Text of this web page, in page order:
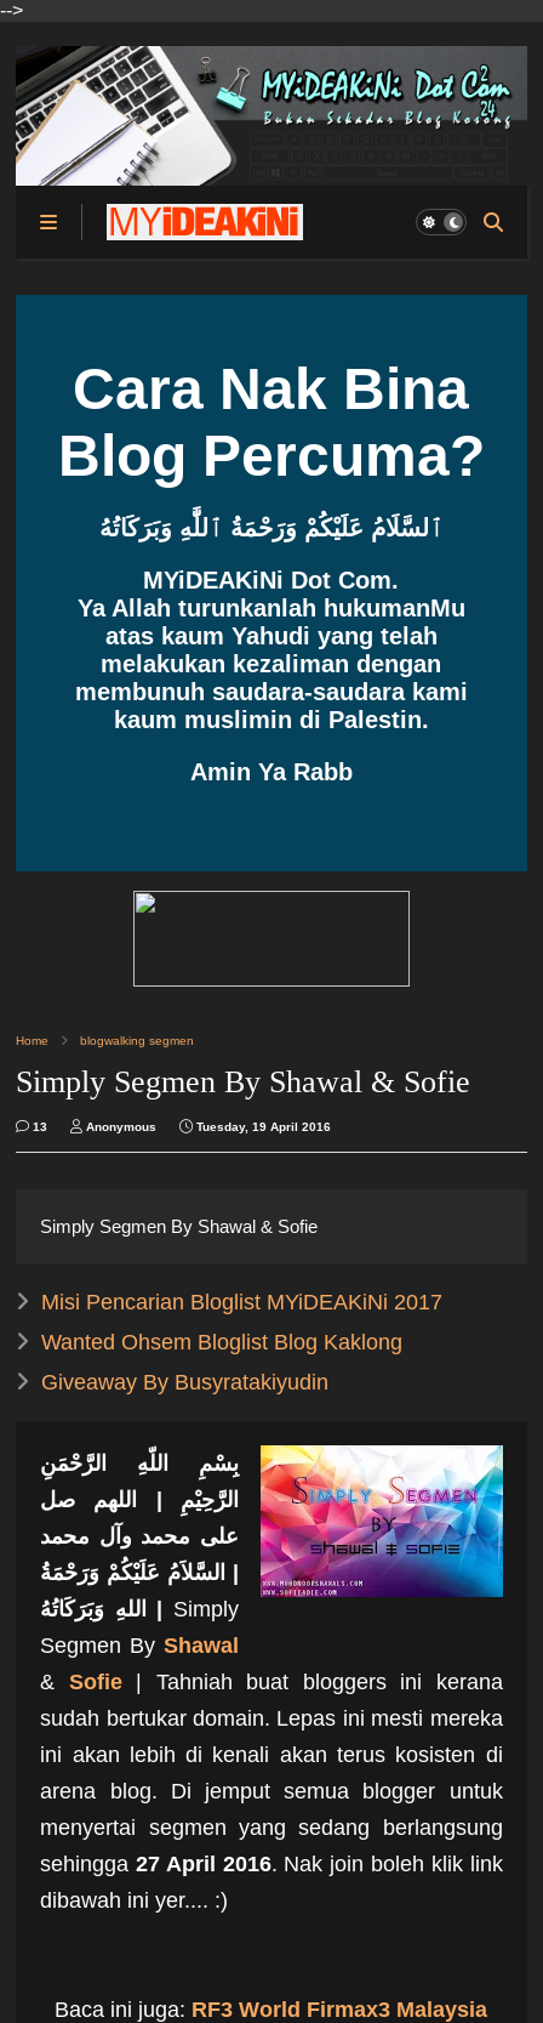
-->
Cara Nak Bina
Blog Percuma?
ٱلسَّلَامُ عَلَيْكُمْ وَرَحْمَةُ ٱللَّٰهِ وَبَرَكَاتُهُ
MYiDEAKiNi Dot Com.
Ya Allah turunkanlah hukumanMu
atas kaum Yahudi yang telah
melakukan kezaliman dengan
membunuh saudara-saudara kami
kaum muslimin di Palestin.
Amin Ya Rabb
Home blogwalking segmen
Simply Segmen By Shawal & Sofie
13 Anonymous Tuesday, 19 April 2016
Simply Segmen By Shawal & Sofie
Misi Pencarian Bloglist MYiDEAKiNi 2017
Wanted Ohsem Bloglist Blog Kaklong
Giveaway By Busyratakiyudin
بِسْمِ اللّهِ الرَّحْمَنِ
الرَّحِيْمِ |
اللهم صل
على محمد وآل محمد
| السَّلاَمُ عَلَيْكُمْ وَرَحْمَةُ
اللهِ وَبَرَكَاتُهُ | Simply
Segmen By Shawal
& Sofie| Tahniah buat bloggers ini kerana
sudah bertukar domain. Lepas ini mesti mereka
ini akan lebih di kenali akan terus kosisten di
arena blog. Di jemput semua blogger untuk
menyertai segmen yang sedang berlangsung
sehingga27 April 2016. Nak join boleh klik link
dibawah ini yer.... :)
Baca ini juga: RF3 World Firmax3 Malaysia